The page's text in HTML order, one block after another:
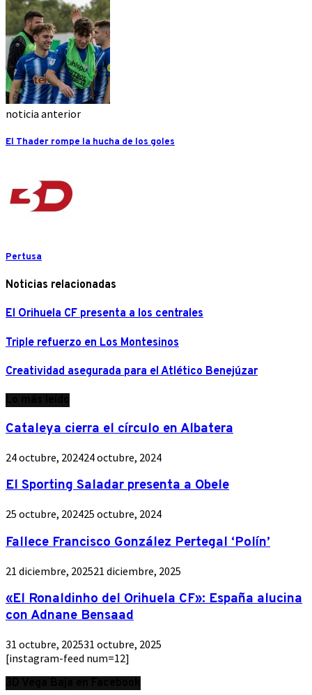
noticia anterior
El Thader rompe la hucha de los goles
Pertusa
Noticias relacionadas
El Orihuela CF presenta a los centrales
Triple refuerzo en Los Montesinos
Creatividad asegurada para el Atlético Benejúzar
Cataleya cierra el círculo en Albatera
24 octubre, 202424 octubre, 2024
El Sporting Saladar presenta a Obele
25 octubre, 202425 octubre, 2024
Fallece Francisco González Pertegal ‘Polín’
21 diciembre, 202521 diciembre, 2025
«El Ronaldinho del Orihuela CF»: España alucina
con Adnane Bensaad
31 octubre, 202531 octubre, 2025
[instagram-feed num=12]